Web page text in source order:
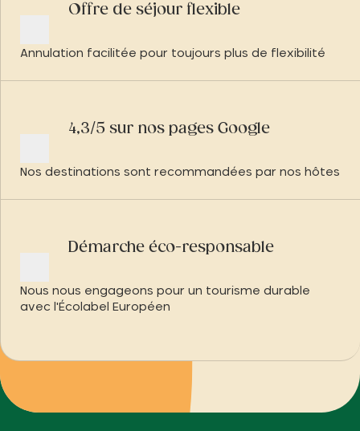
Offre de séjour flexible
Annulation facilitée pour toujours plus de flexibilité
4,3/5 sur nos pages Google
Nos destinations sont recommandées par nos hôtes
Démarche éco-responsable
Nous nous engageons pour un tourisme durable
avec l'Écolabel Européen